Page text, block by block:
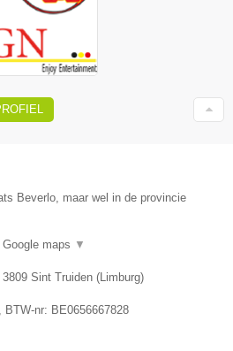
Beverlo, maar wel in de provincie
Google maps ▼
3809 Sint Truiden ( Limburg)
, BTW-nr: BE0656667828